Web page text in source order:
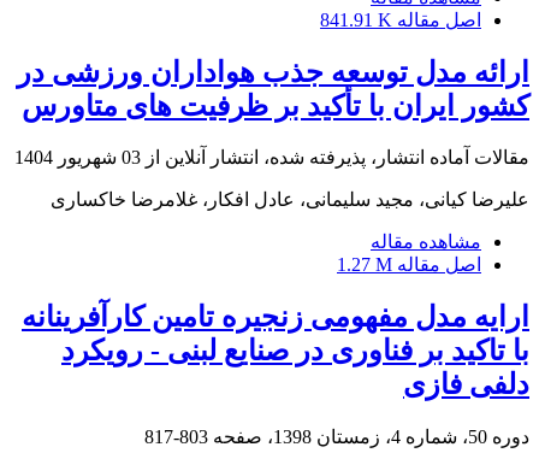
اصل مقاله 841.91 K
ارائه مدل توسعه جذب هواداران ورزشی در
کشور ایران با تأکید بر ظرفیت های متاورس
مقالات آماده انتشار، پذیرفته شده، انتشار آنلاین از 03 شهریور 1404
علیرضا کیانی، مجید سلیمانی، عادل افکار، غلامرضا خاکساری
مشاهده مقاله
اصل مقاله 1.27 M
ارایه مدل مفهومی زنجیره تامین کارآفرینانه
با تاکید بر فناوری در صنایع لبنی - رویکرد
دلفی فازی
دوره 50، شماره 4، زمستان 1398، صفحه 803-817